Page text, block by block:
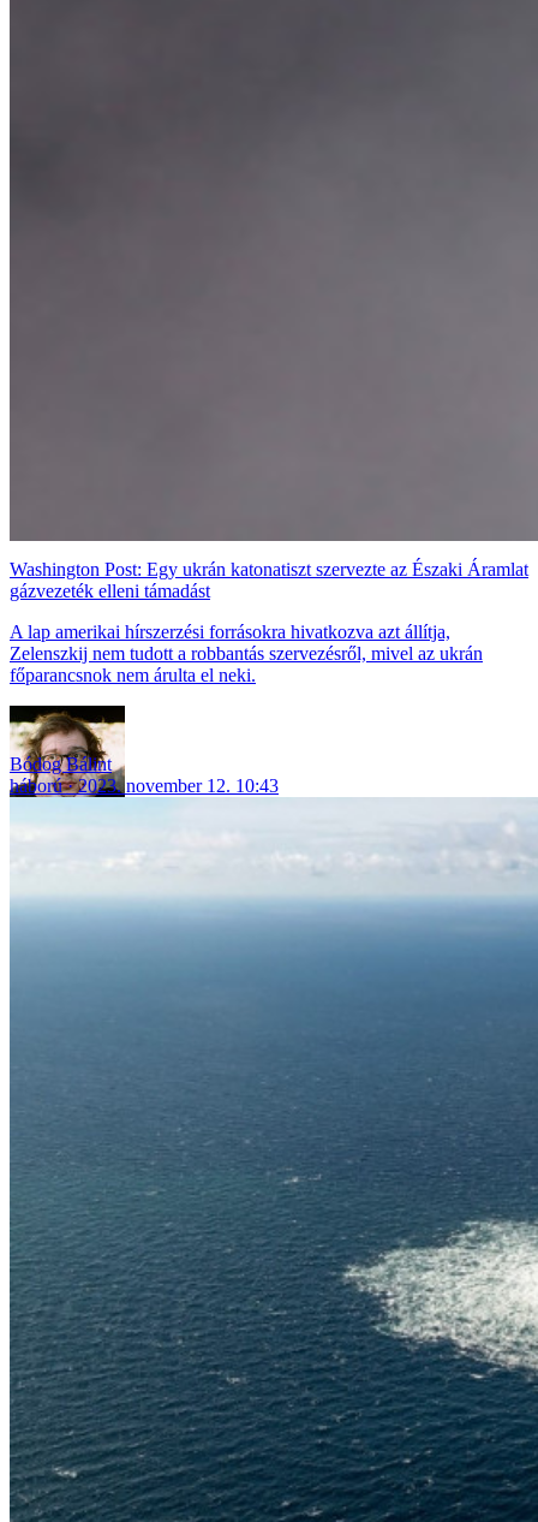
Washington Post: Egy ukrán katonatiszt szervezte az Északi Áramlat
gázvezeték elleni támadást
A lap amerikai hírszerzési forrásokra hivatkozva azt állítja,
Zelenszkij nem tudott a robbantás szervezésről, mivel az ukrán
főparancsnok nem árulta el neki.
Bódog Bálint
háború
2023. november 12. 10:43